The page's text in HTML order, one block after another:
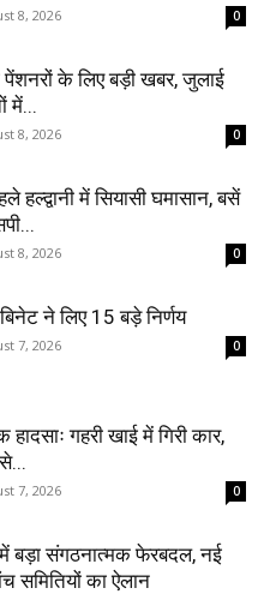
8, 2026 0
के लिए बड़ी खबर, जुलाई
में...
8, 2026 0
हल्द्वानी में सियासी घमासान, बसें
8, 2026 0
ने लिए 15 बड़े निर्णय
7, 2026 0
हादसाः गहरी खाई में गिरी कार,
7, 2026 0
बड़ा संगठनात्मक फेरबदल, नई
समितियों का ऐलान